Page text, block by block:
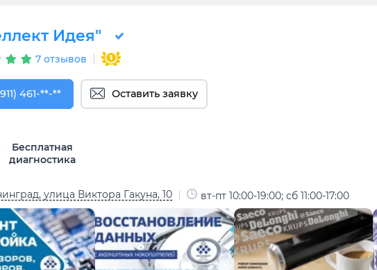
Идея"
7 отзывов
461-90-82
461-**-** Оставить заявку
Бесплатная
диагностика
улица Виктора Гакуна, 10 вт-пт 10:00-19:00; сб 11:00-17:00